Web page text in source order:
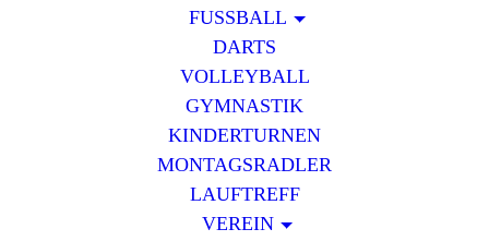
FUSSBALL
DARTS
VOLLEYBALL
GYMNASTIK
KINDERTURNEN
MONTAGSRADLER
LAUFTREFF
VEREIN